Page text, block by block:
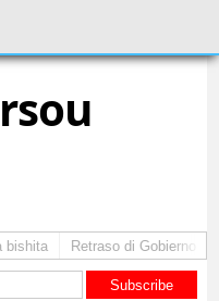
Retraso di Gobierno ta
Subscribe